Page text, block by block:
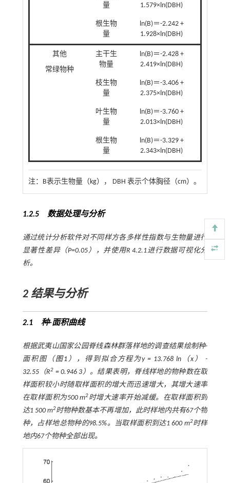
量
1.579×ln(DBH)
根生物
量
ln(B)＝-2.242 +
1.928×ln(DBH)
其他
常绿物种
主干生
物量
ln(B)＝-2.428 +
2.419×ln(DBH)
枝生物
量
ln(B)＝-3.406 +
2.375×ln(DBH)
叶生物
量
ln(B)＝-3.760 +
2.013×ln(DBH)
根生物
量
ln(B)＝-3.329 +
2.343×ln(DBH)
注： B表示生物量（kg）， DBH 表示个体胸径（cm）。
1.2.5 数据处理与分析
通过统计分析软件对不同样方各多样性指数与生物量进行
显著性差异（P=0.05），并使用R 4.2.1进行数据可视化分
析。
2 结果与分析
2.1 种-面积曲线
根据武夷山国家公园脊线森林群落样地的调查结果绘制种-
面积图（ 图1），得到拟合方程为y= 13.768 ln（x） -
32.55（R2 = 0.946 3）。结果表明，脊线样地的物种数在取
样面积较小时随取样面积的增大而迅速增大，其增大速率
在取样面积为500 m2时增大速率开始减缓。在取样面积到
达1 500 m2时物种数基本不再增加，此时样地内共有67个物
种，占样地总物种的98.5%。当取样面积到达1 600 m2时样
地内67个物种全部出现。